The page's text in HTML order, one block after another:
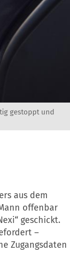
gestoppt und
aus dem
offenbar
geschickt.
–
Zugangsdaten